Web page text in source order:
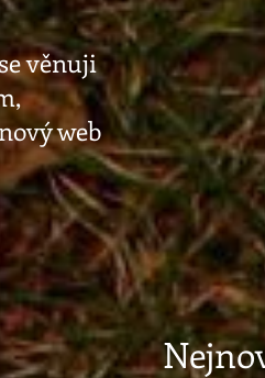
věnuji
web